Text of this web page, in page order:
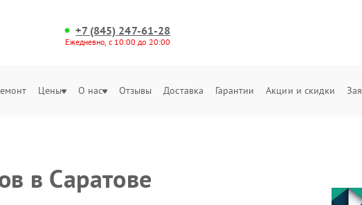
+7 (845) 247-61-28
Ежедневно, с 10:00 до 20:00
Цены О нас Отзывы Доставка Гарантии Акции и скидки
в Саратове